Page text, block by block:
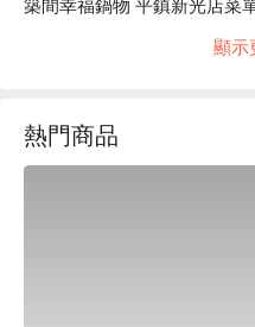
築間幸福鍋物 平鎮新光店推
顯示
熱門商品